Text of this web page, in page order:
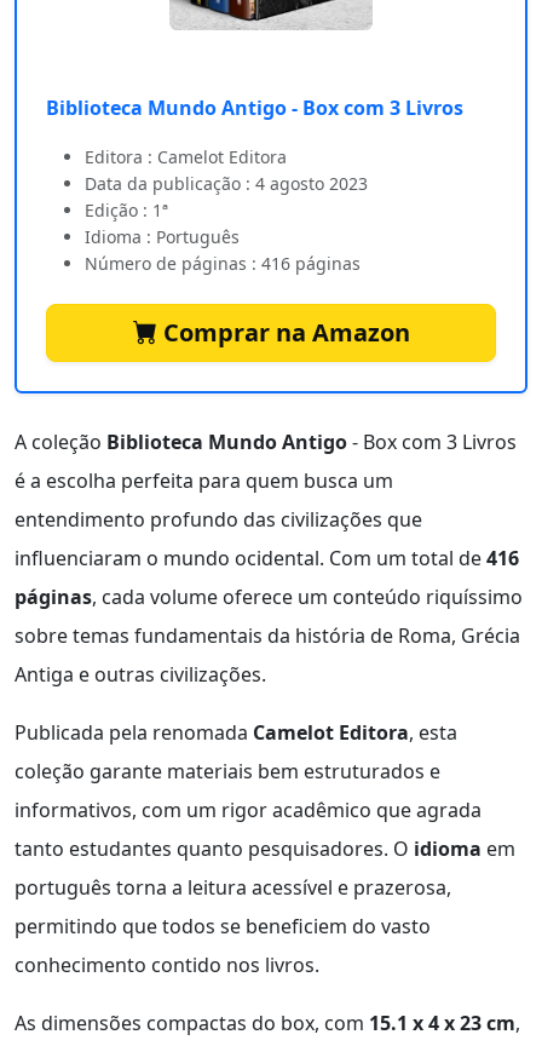
Biblioteca Mundo Antigo - Box com 3 Livros
Editora : Camelot Editora
Data da publicação : 4 agosto 2023
Edição : 1ª
Idioma : Português
Número de páginas : 416 páginas
Comprar na Amazon
A coleção Biblioteca Mundo Antigo- Box com 3 Livros
é a escolha perfeita para quem busca um
entendimento profundo das civilizações que
influenciaram o mundo ocidental. Com um total de416
páginas, cada volume oferece um conteúdo riquíssimo
sobre temas fundamentais da história de Roma, Grécia
Antiga e outras civilizações.
Publicada pela renomada Camelot Editora, esta
coleção garante materiais bem estruturados e
informativos, com um rigor acadêmico que agrada
tanto estudantes quanto pesquisadores. O idioma em
português torna a leitura acessível e prazerosa,
permitindo que todos se beneficiem do vasto
conhecimento contido nos livros.
As dimensões compactas do box, com 15.1 x 4 x 23 cm,